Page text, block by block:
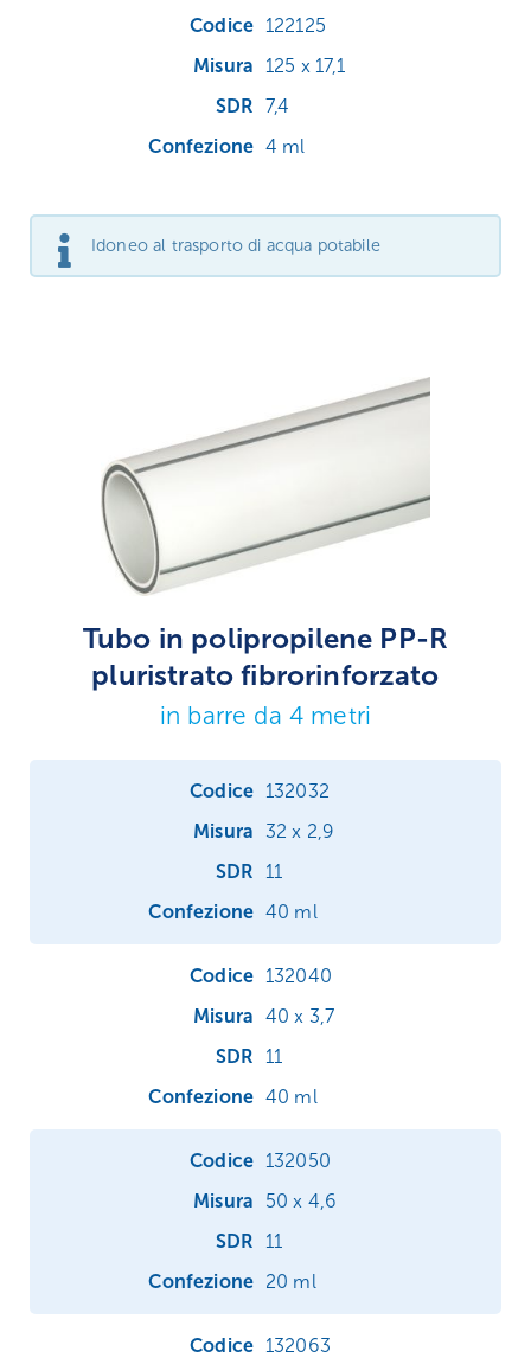
122125
125 x 17,1
7,4
4 ml
Idoneo al trasporto di acqua potabile
Tubo in polipropilene PP-R
pluristrato fibrorinforzato
in barre da 4 metri
132032
32 x 2,9
11
40 ml
132040
40 x 3,7
11
40 ml
132050
50 x 4,6
11
20 ml
132063